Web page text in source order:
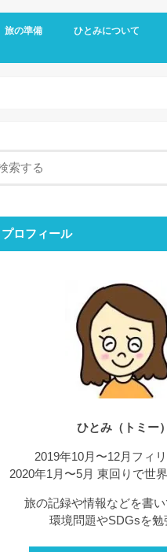
旅の準備
旅の持ち物
留学
お金のはなし
ひとみについて
ブログについて
ひとりごと
ひとみの「おすすめ」
最近のできごと
目標と結果
コミュニケーション
ミニマリスト
エシカル
プロフィール
ひとみ（トミー）
2019年10月〜12月フィ
2020年1月〜5月 東回りで世
旅の記録や情報などを書い
環境問題やSDGsを勉